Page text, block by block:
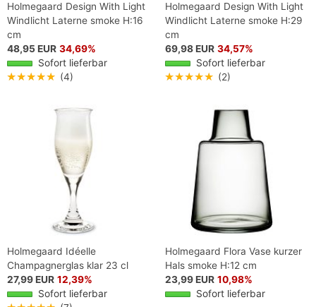
Holmegaard Design With Light
Windlicht Laterne smoke H:16
cm
48,95 EUR 34,69%
Sofort lieferbar
★★★★★ (4)
Holmegaard Design With Light
Windlicht Laterne smoke H:29
cm
69,98 EUR 34,57%
Sofort lieferbar
★★★★★ (2)
Holmegaard Idéelle
Champagnerglas klar 23 cl
27,99 EUR 12,39%
Sofort lieferbar
Holmegaard Flora Vase kurzer
Hals smoke H:12 cm
23,99 EUR 10,98%
Sofort lieferbar